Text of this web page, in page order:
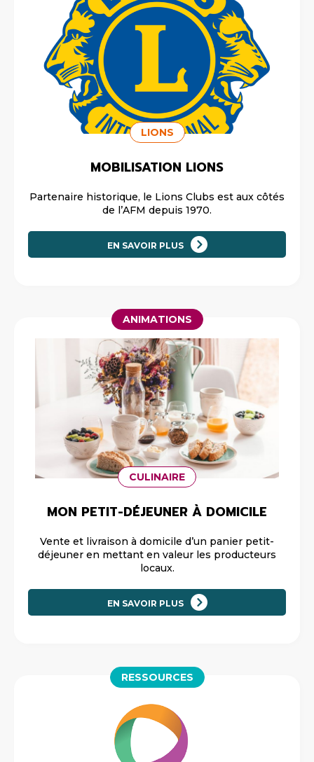
LIONS
MOBILISATION LIONS
Partenaire historique, le Lions Clubs est aux côtés
EN SAVOIR PLUS
ANIMATIONS
CULINAIRE
MON PETIT-DÉJEUNER À DOMICILE
Vente et livraison à domicile d’un panier petit-
déjeuner en mettant en valeur les producteurs
locaux.
EN SAVOIR PLUS
RESSOURCES